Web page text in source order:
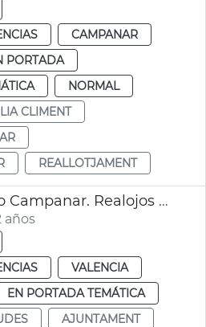
CAMPANAR
PORTADA
NORMAL
CLIMENT
REALLOTJAMENT
Un mes incendio Campanar. Realojos y ayudas
años
VALENCIA
EN PORTADA TEMÁTICA
AJUNTAMENT